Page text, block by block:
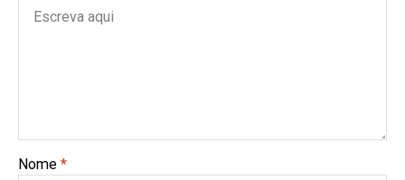
Nome *